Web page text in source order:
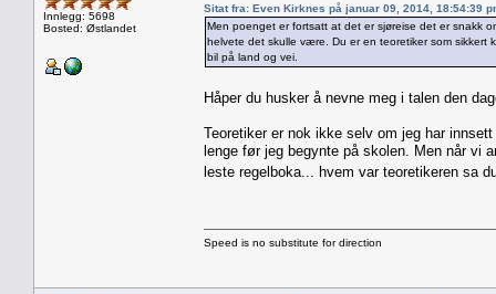
Innlegg: 5698
Bosted: Østlandet
Sitat fra: Even Kirknes på januar 09, 2014, 18:54:39
Men poenget er fortsatt at det er sjøreise det er snakk
helvete det skulle være. Du er en teoretiker som sikkert
bil på land og vei.
Håper du husker å nevne meg i talen den
Teoretiker er nok ikke selv om jeg har
lenge før jeg begynte på skolen. Men når vi
leste regelboka... hvem var teoretikeren sa
Speed is no substitute for direction